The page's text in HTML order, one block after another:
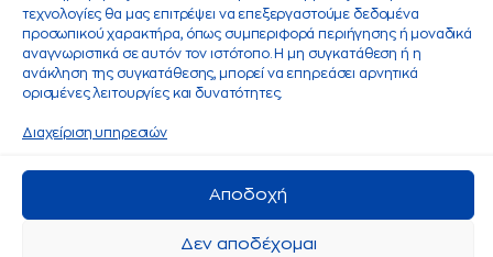
τεχνολογίες θα μας επιτρέψει να επεξεργαστούμε δεδομένα
προσωπικού χαρακτήρα, όπως συμπεριφορά περιήγησης ή μοναδικά
αναγνωριστικά σε αυτόν τον ιστότοπο. Η μη συγκατάθεση ή η
ανάκληση της συγκατάθεσης, μπορεί να επηρεάσει αρνητικά
ορισμένες λειτουργίες και δυνατότητες.
Διαχείριση υπηρεσιών
Αποδοχή
Δεν αποδέχομαι